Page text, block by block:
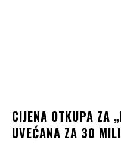
CIJENA OTKUPA ZA
UVEĆANA ZA 30